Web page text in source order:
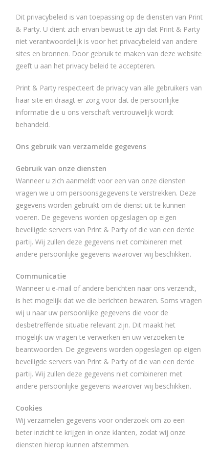
Dit privacybeleid is van toepassing op de diensten van Print
& Party. U dient zich ervan bewust te zijn dat Print & Party
niet verantwoordelijk is voor het privacybeleid van andere
sites en bronnen. Door gebruik te maken van deze website
geeft u aan het privacy beleid te accepteren.
Print & Party respecteert de privacy van alle gebruikers van
haar site en draagt er zorg voor dat de persoonlijke
informatie die u ons verschaft vertrouwelijk wordt
behandeld.
Ons gebruik van verzamelde gegevens
Gebruik van onze diensten
Wanneer u zich aanmeldt voor een van onze diensten
vragen we u om persoonsgegevens te verstrekken. Deze
gegevens worden gebruikt om de dienst uit te kunnen
voeren. De gegevens worden opgeslagen op eigen
beveiligde servers van Print & Party of die van een derde
partij. Wij zullen deze gegevens niet combineren met
andere persoonlijke gegevens waarover wij beschikken.
Communicatie
Wanneer u e-mail of andere berichten naar ons verzendt,
is het mogelijk dat we die berichten bewaren. Soms vragen
wij u naar uw persoonlijke gegevens die voor de
desbetreffende situatie relevant zijn. Dit maakt het
mogelijk uw vragen te verwerken en uw verzoeken te
beantwoorden. De gegevens worden opgeslagen op eigen
beveiligde servers van Print & Party of die van een derde
partij. Wij zullen deze gegevens niet combineren met
andere persoonlijke gegevens waarover wij beschikken.
Cookies
Wij verzamelen gegevens voor onderzoek om zo een
beter inzicht te krijgen in onze klanten, zodat wij onze
diensten hierop kunnen afstemmen.